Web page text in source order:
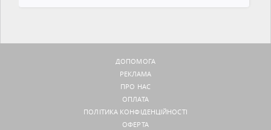
ДОПОМОГА
РЕКЛАМА
ПРО НАС
ОПЛАТА
ПОЛІТИКА КОНФІДЕНЦІЙНОСТІ
ОФЕРТА